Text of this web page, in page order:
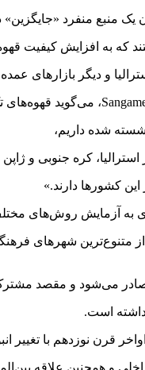
یک منبع منفرد
که به افزایش کیفیت
و دیگر بازارهای
شده داریم،
استرالیا، کره جنوبی و
این کشورها دارند.»
به آزمایش روش‌های
نفر، 22 زبان و برخی
است.
قرن نوزدهم با تغییر
و همچنین علاقه